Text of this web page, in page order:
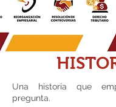
Una historia que
pregunta.